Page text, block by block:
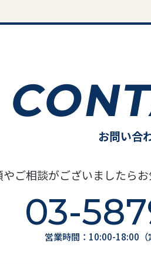
お問い合
ご相談がございましたら
03-
営業時間：10:00-18:00（